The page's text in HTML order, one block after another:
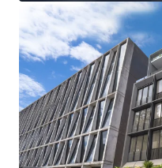
Within immediate
facilities, directly
South Wales and
Dramatic Art
Underpinned by the
Innovation Precinct
Wales Hospital,
Royal Hospital for